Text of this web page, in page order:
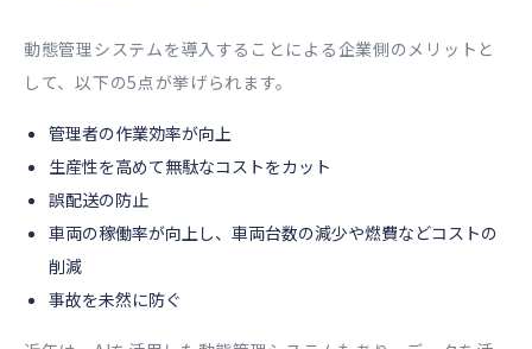
動態管理システムを導入することによる企業側のメリットと
して、以下の5点が挙げられます。
管理者の作業効率が向上
生産性を高めて無駄なコストをカット
誤配送の防止
車両の稼働率が向上し、車両台数の減少や燃費などコストの
削減
事故を未然に防ぐ